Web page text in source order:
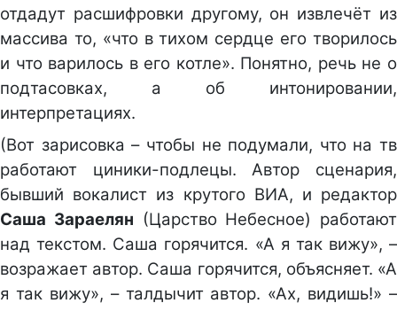
отдадут расшифровки другому, он извлечёт из
массива то, «что в тихом сердце его творилось
и что варилось в его котле». Понятно, речь не о
подтасовках, а об интонировании,
интерпретациях.
(Вот зарисовка – чтобы не подумали, что на тв
работают циники-подлецы. Автор сценария,
бывший вокалист из крутого ВИА, и редактор
Саша Зараелян (Царство Небесное) работают
над текстом. Саша горячится. «А я так вижу», –
возражает автор. Саша горячится, объясняет. «А
я так вижу», – талдычит автор. «Ах, видишь!» –